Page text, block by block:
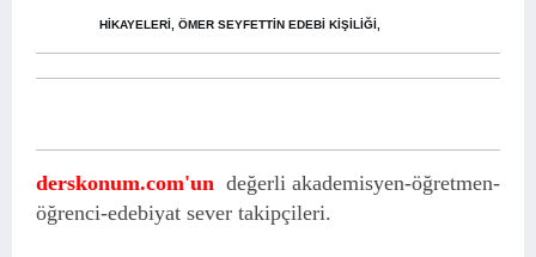
HİKAYELERİ, ÖMER SEYFETTİN EDEBİ KİŞİLİĞİ,
derskonum.com'un değerli akademisyen-öğretmen-
öğrenci-edebiyat sever takipçileri.